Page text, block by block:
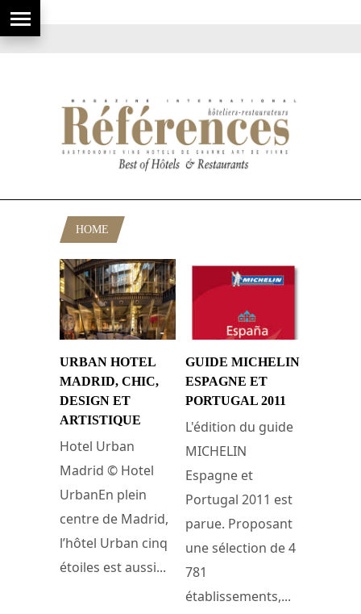
HOME
URBAN HOTEL
MADRID, CHIC,
DESIGN ET
ARTISTIQUE
Hotel Urban
Madrid © Hotel
UrbanEn plein
centre de Madrid,
l’hôtel Urban cinq
étoiles est aussi...
GUIDE MICHELIN
ESPAGNE ET
PORTUGAL 2011
L'édition du guide
MICHELIN
Espagne et
Portugal 2011 est
parue. Proposant
une sélection de 4
781
établissements,...